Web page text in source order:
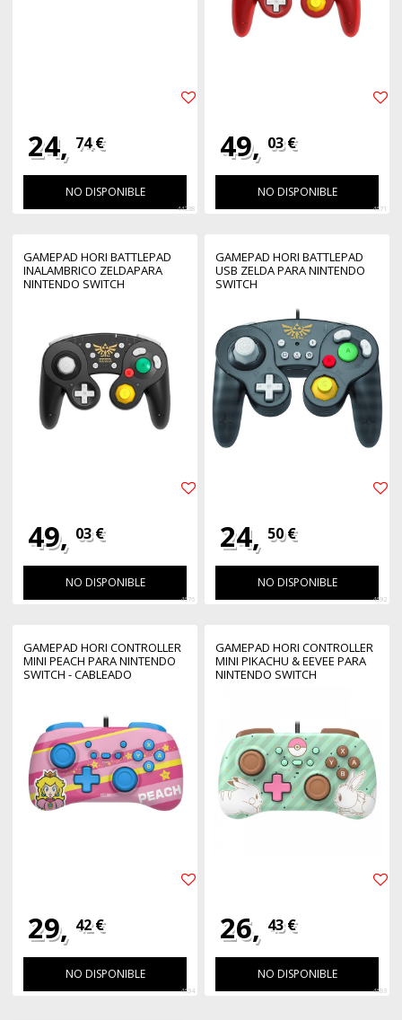
24, 74 €
NO DISPONIBLE
44238
49, 03 €
NO DISPONIBLE
4671
GAMEPAD HORI BATTLEPAD
INALAMBRICO ZELDAPARA
NINTENDO SWITCH
49, 03 €
NO DISPONIBLE
4676
GAMEPAD HORI BATTLEPAD
USB ZELDA PARA NINTENDO
SWITCH
24, 50 €
NO DISPONIBLE
4692
GAMEPAD HORI CONTROLLER
MINI PEACH PARA NINTENDO
SWITCH - CABLEADO
29, 42 €
NO DISPONIBLE
4694
GAMEPAD HORI CONTROLLER
MINI PIKACHU & EEVEE PARA
NINTENDO SWITCH
26, 43 €
NO DISPONIBLE
4683